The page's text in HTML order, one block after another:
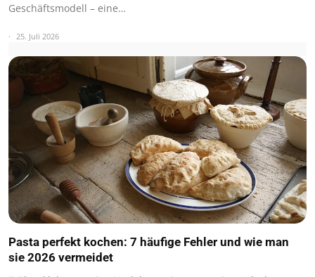
Geschäftsmodell – eine…
25. Juli 2026
Pasta perfekt kochen: 7 häufige Fehler und wie man
sie 2026 vermeidet